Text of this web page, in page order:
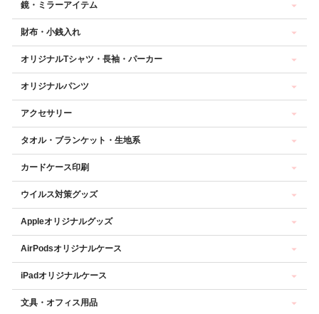
鏡・ミラーアイテム
財布・小銭入れ
オリジナルTシャツ・長袖・パーカー
オリジナルパンツ
アクセサリー
タオル・ブランケット・生地系
カードケース印刷
ウイルス対策グッズ
Appleオリジナルグッズ
AirPodsオリジナルケース
iPadオリジナルケース
文具・オフィス用品